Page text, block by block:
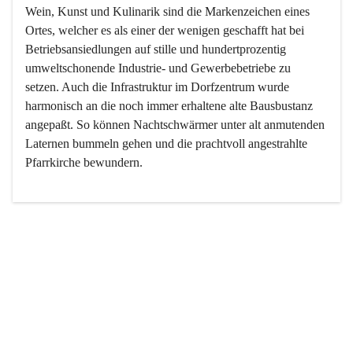
Wein, Kunst und Kulinarik sind die Markenzeichen eines
Ortes, welcher es als einer der wenigen geschafft hat bei
Betriebsansiedlungen auf stille und hundertprozentig
umweltschonende Industrie- und Gewerbebetriebe zu
setzen. Auch die Infrastruktur im Dorfzentrum wurde
harmonisch an die noch immer erhaltene alte Bausbustanz
angepaßt. So können Nachtschwärmer unter alt anmutenden
Laternen bummeln gehen und die prachtvoll angestrahlte
Pfarrkirche bewundern.
Der Weinbau dominert heute nicht mehr, ist aber integrativer